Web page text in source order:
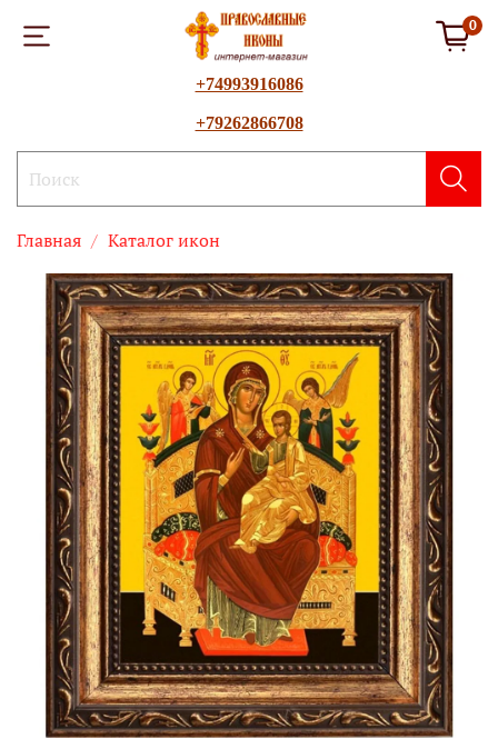
0
+74993916086
+79262866708
Главная Каталог икон